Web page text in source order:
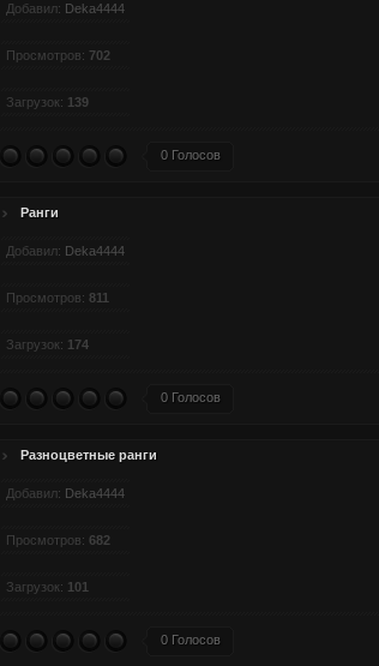
Добавил: Deka4444
Просмотров: 702
Загрузок: 139
0 Голосов
Ранги
Добавил: Deka4444
Просмотров: 811
Загрузок: 174
0 Голосов
Разноцветные ранги
Добавил: Deka4444
Просмотров: 682
Загрузок: 101
0 Голосов